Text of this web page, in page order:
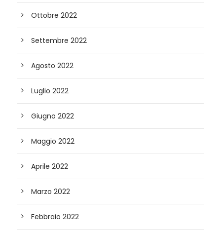
Ottobre 2022
Settembre 2022
Agosto 2022
Luglio 2022
Giugno 2022
Maggio 2022
Aprile 2022
Marzo 2022
Febbraio 2022